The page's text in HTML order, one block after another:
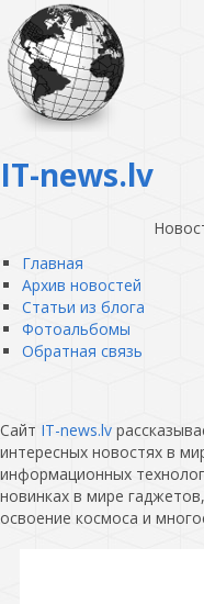
IT-news.lv
Главная
Архив новостей
Статьи из блога
Фотоальбомы
Обратная связь
Сайт IT-news.lv
интересных новостях в
информационных
новинках в мире
освоение космоса и